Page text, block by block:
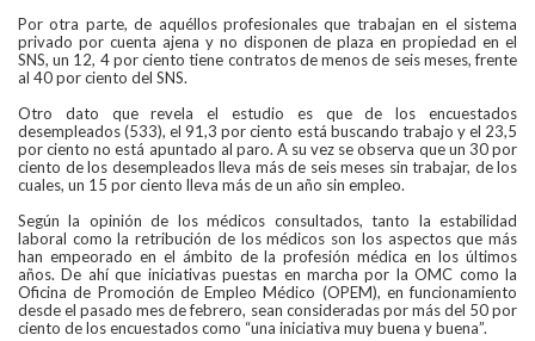
Por otra parte, de aquéllos profesionales que trabajan en el sistema
privado por cuenta ajena y no disponen de plaza en propiedad en el
SNS, un 12, 4 por ciento tiene contratos de menos de seis meses, frente
al 40 por ciento del SNS.
Otro dato que revela el estudio es que de los encuestados
desempleados (533), el 91,3 por ciento está buscando trabajo y el 23,5
por ciento no está apuntado al paro. A su vez se observa que un 30 por
ciento de los desempleados lleva más de seis meses sin trabajar, de los
cuales, un 15 por ciento lleva más de un año sin empleo.
Según la opinión de los médicos consultados, tanto la estabilidad
laboral como la retribución de los médicos son los aspectos que más
han empeorado en el ámbito de la profesión médica en los últimos
años. De ahí que iniciativas puestas en marcha por la OMC como la
Oficina de Promoción de Empleo Médico (OPEM), en funcionamiento
desde el pasado mes de febrero, sean consideradas por más del 50 por
ciento de los encuestados como “una iniciativa muy buena y buena”.